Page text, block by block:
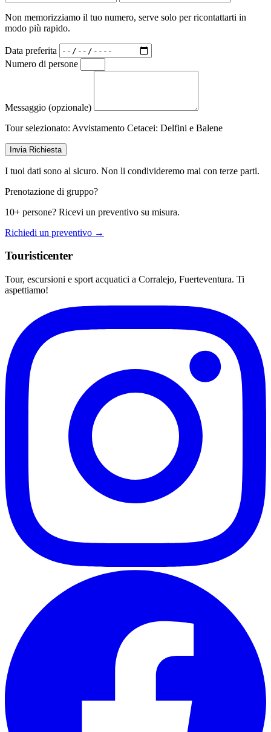
Non memorizziamo il tuo numero, serve solo per ricontattarti in
modo più rapido.
Data preferita
Numero di persone
Messaggio (opzionale)
Tour selezionato: Avvistamento Cetacei: Delfini e Balene
Invia Richiesta
I tuoi dati sono al sicuro. Non li condivideremo mai con terze parti.
Prenotazione di gruppo?
10+ persone? Ricevi un preventivo su misura.
Richiedi un preventivo →
Touristicenter
Tour, escursioni e sport acquatici a Corralejo, Fuerteventura. Ti
aspettiamo!